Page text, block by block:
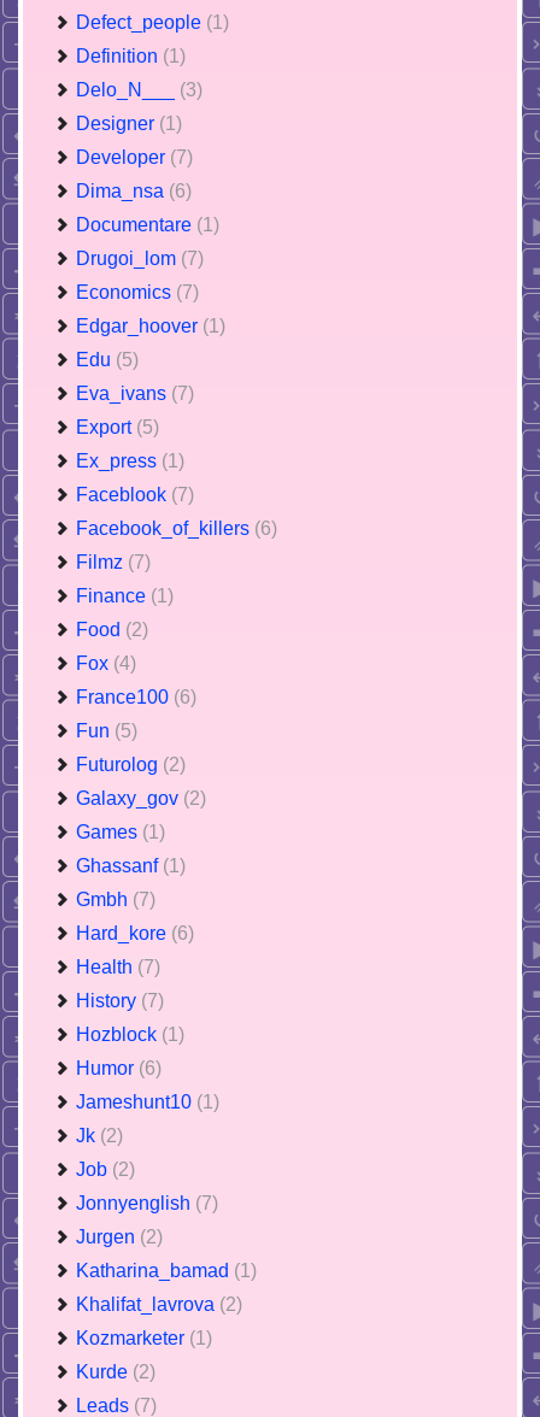
Defect_people (1)
Definition (1)
Delo_N___ (3)
Designer (1)
Developer (7)
Dima_nsa (6)
Documentare (1)
Drugoi_lom (7)
Economics (7)
Edgar_hoover (1)
Edu (5)
Eva_ivans (7)
Export (5)
Ex_press (1)
Faceblook (7)
Facebook_of_killers (6)
Filmz (7)
Finance (1)
Food (2)
Fox (4)
France100 (6)
Fun (5)
Futurolog (2)
Galaxy_gov (2)
Games (1)
Ghassanf (1)
Gmbh (7)
Hard_kore (6)
Health (7)
History (7)
Hozblock (1)
Humor (6)
Jameshunt10 (1)
Jk (2)
Job (2)
Jonnyenglish (7)
Jurgen (2)
Katharina_bamad (1)
Khalifat_lavrova (2)
Kozmarketer (1)
Kurde (2)
Leads (7)